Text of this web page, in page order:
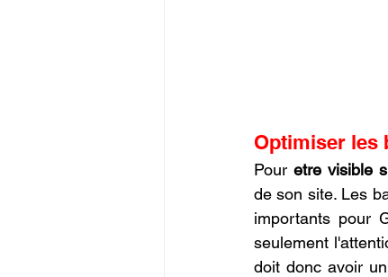
Optimiser les
Pour etre visible
de son site. Les
importants pour
seulement
doit donc avoir